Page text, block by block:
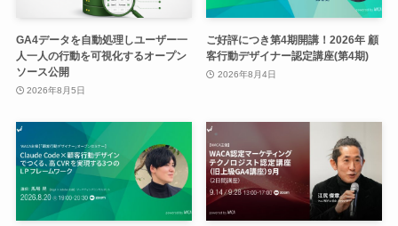
GA4データを自動処理しユーザー一
人一人の行動を可視化するオープン
ソース公開
2026年8月5日
ご好評につき第4期開講！2026年 顧
客行動デザイナー認定講座(第4期)
2026年8月4日